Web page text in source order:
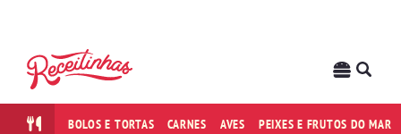
BOLOS E TORTAS CARNES AVES PEIXES E FRUTOS DO MAR